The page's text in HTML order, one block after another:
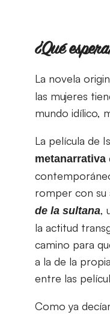
¿Qué
La novela
las mujeres
mundo idílico,
La película de
metanarrativa
romper con su
de la sultana,
la actitud
camino para
a la de la
entre las
Como ya